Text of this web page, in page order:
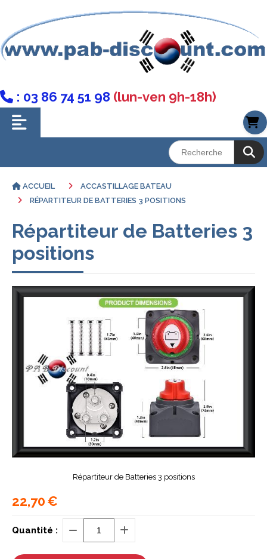
 : 03 86 74 51 98 (lun-ven 9h-18h)
ACCUEIL
ACCASTILLAGE BATEAU
RÉPARTITEUR DE BATTERIES 3 POSITIONS
Répartiteur de Batteries 3
positions
Répartiteur de Batteries 3 positions
22,70€
Quantité :